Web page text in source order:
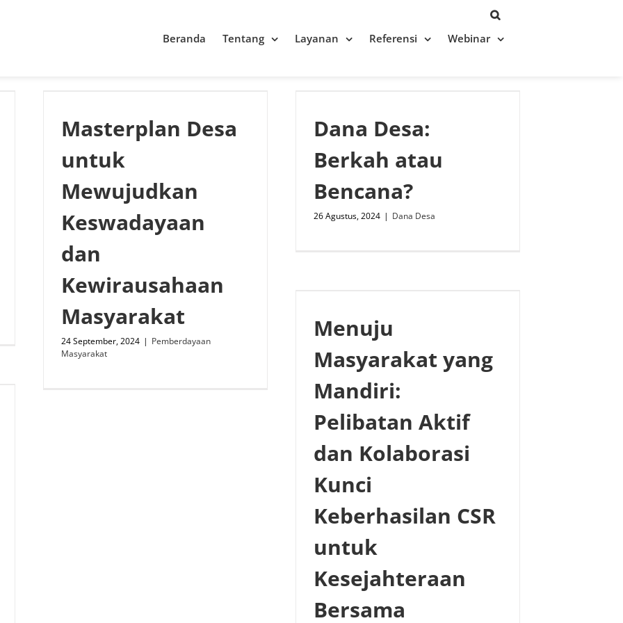
Beranda Tentang Layanan Referensi Webinar
Masterplan Desa
untuk
Mewujudkan
Keswadayaan
dan
Kewirausahaan
Masyarakat
24 September, 2024 | Pemberdayaan
Masyarakat
Dana Desa:
Berkah atau
Bencana?
26 Agustus, 2024 | Dana Desa
Menuju
Masyarakat yang
Mandiri:
Pelibatan Aktif
dan Kolaborasi
Kunci
Keberhasilan CSR
untuk
Kesejahteraan
Bersama